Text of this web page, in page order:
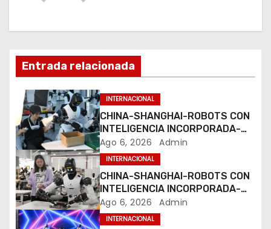
c
ó
n
d
e
e
n
Entrada relacionada
INTERNACIONAL
CHINA-SHANGHAI-ROBOTS CON
INTELIGENCIA INCORPORADA-
ENTRENAMIENTO
Ago 6, 2026 Admin
INTERNACIONAL
CHINA-SHANGHAI-ROBOTS CON
INTELIGENCIA INCORPORADA-
ENTRENAMIENTO
Ago 6, 2026 Admin
INTERNACIONAL